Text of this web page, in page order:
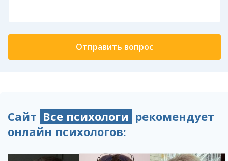
Сайт Все психологи рекомендует
онлайн психологов: